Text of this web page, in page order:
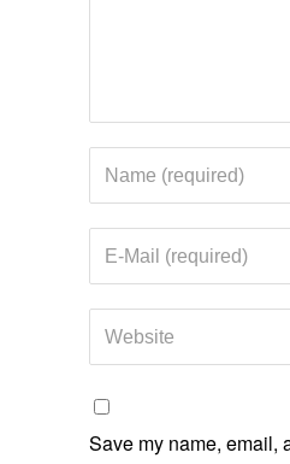
Save my name, email,